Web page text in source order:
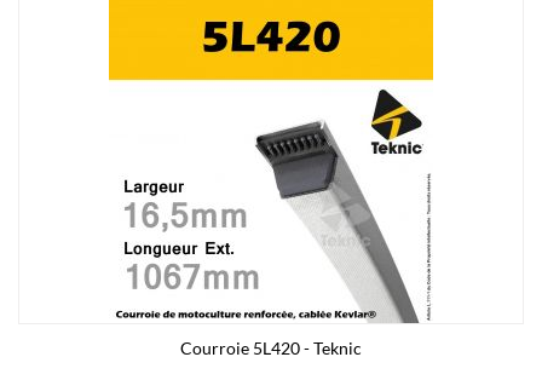
Courroie 5L420 - Teknic